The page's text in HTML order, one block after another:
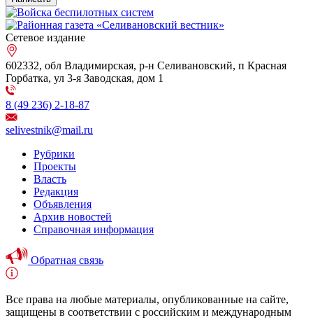
Сетевое издание
602332, обл Владимирская, р-н Селивановский, п Красная
Горбатка, ул 3-я Заводская, дом 1
8 (49 236) 2-18-87
selivestnik@mail.ru
Рубрики
Проекты
Власть
Редакция
Объявления
Архив новостей
Справочная информация
Обратная связь
Все права на любые материалы, опубликованные на сайте,
защищены в соответствии с российским и международным